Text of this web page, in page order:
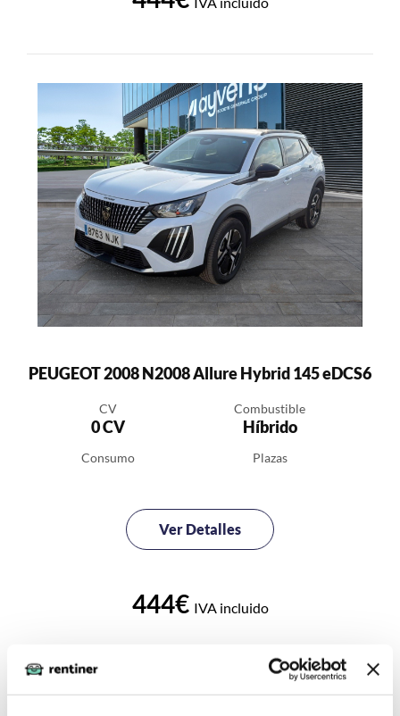
PEUGEOT 2008 N2008 Allure Hybrid 145 eDCS6
CV
0 CV
Combustible
Híbrido
Consumo Plazas
Ver Detalles
444€ IVA incluido